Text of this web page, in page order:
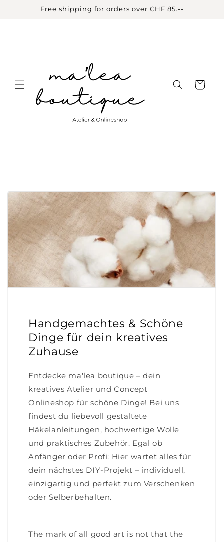
Skip toFree shipping for orders over CHF 85.--
Cart
Handgemachtes & Schöne
Dinge für dein kreatives
Zuhause
Entdecke ma'lea boutique – dein
kreatives Atelier und Concept
Onlineshop für schöne Dinge! Bei uns
findest du liebevoll gestaltete
Häkelanleitungen, hochwertige Wolle
und praktisches Zubehör. Egal ob
Anfänger oder Profi: Hier wartet alles für
dein nächstes DIY-Projekt – individuell,
einzigartig und perfekt zum Verschenken
oder Selberbehalten.
The mark of all good art is not that the